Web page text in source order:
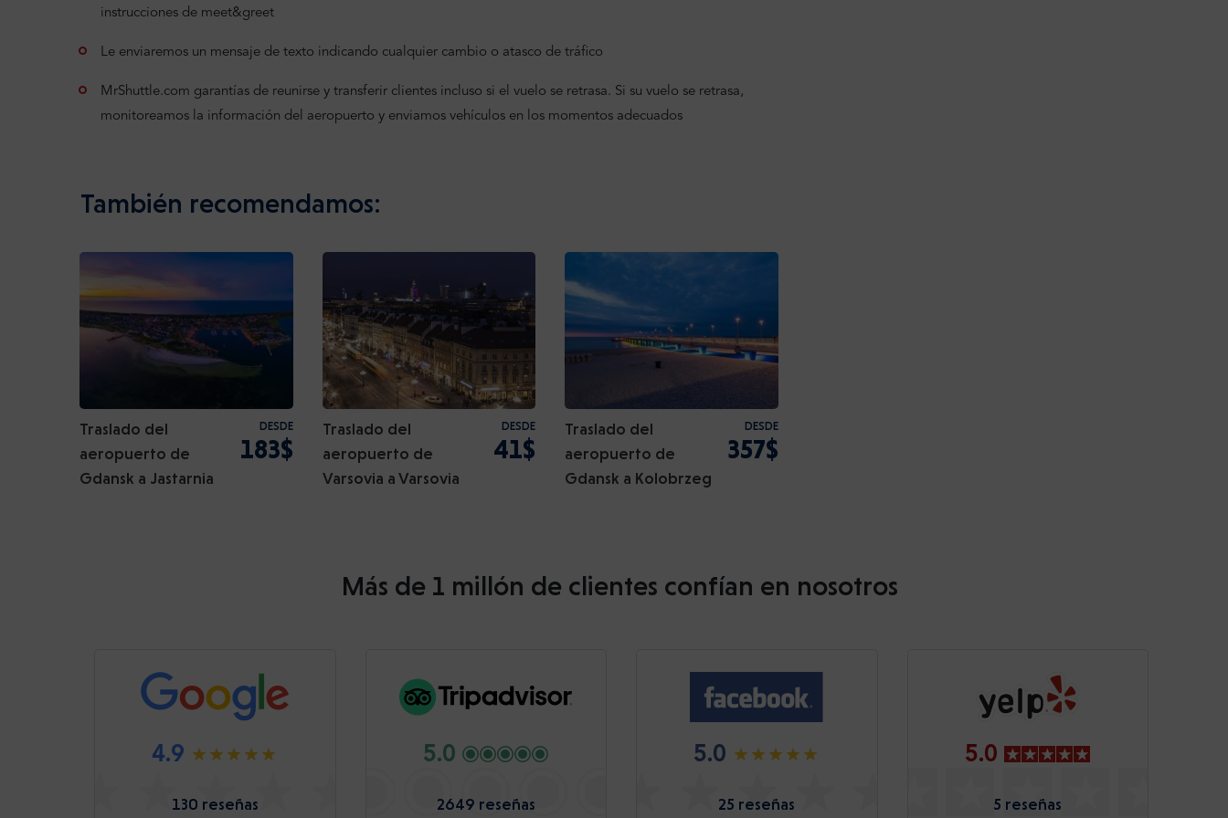
instrucciones de meet&greet
Le enviaremos un mensaje de texto indicando cualquier cambio o atasco de tráfico
MrShuttle.com garantías de reunirse y transferir clientes incluso si el vuelo se retrasa. Si su vuelo se retrasa,
monitoreamos la información del aeropuerto y enviamos vehículos en los momentos adecuados
También recomendamos:
Traslado del
aeropuerto de
Gdansk a Jastarnia
DESDE
183$
Traslado del
aeropuerto de
Varsovia a Varsovia
DESDE
41$
Traslado del
aeropuerto de
Gdansk a Kolobrzeg
DESDE
357$
Más de 1 millón de clientes confían en nosotros
4.9
130 reseñas
5.0
2649 reseñas
5.0
25 reseñas
5.0
5 reseñas